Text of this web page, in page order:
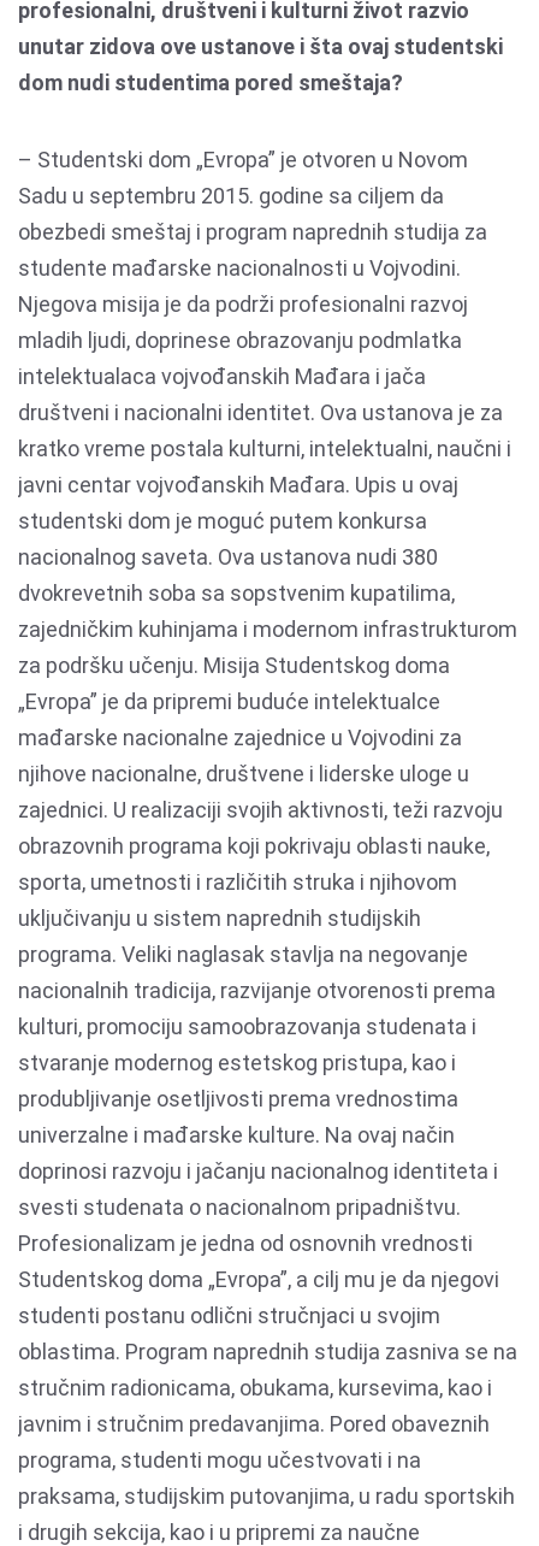
profesionalni, društveni i kulturni život razvio
unutar zidova ove ustanove i šta ovaj studentski
dom nudi studentima pored smeštaja?
– Studentski dom „Evropa” je otvoren u Novom
Sadu u septembru 2015. godine sa ciljem da
obezbedi smeštaj i program naprednih studija za
studente mađarske nacionalnosti u Vojvodini.
Njegova misija je da podrži profesionalni razvoj
mladih ljudi, doprinese obrazovanju podmlatka
intelektualaca vojvođanskih Mađara i jača
društveni i nacionalni identitet. Ova ustanova je za
kratko vreme postala kulturni, intelektualni, naučni i
javni centar vojvođanskih Mađara. Upis u ovaj
studentski dom je moguć putem konkursa
nacionalnog saveta. Ova ustanova nudi 380
dvokrevetnih soba sa sopstvenim kupatilima,
zajedničkim kuhinjama i modernom infrastrukturom
za podršku učenju. Misija Studentskog doma
„Evropa” je da pripremi buduće intelektualce
mađarske nacionalne zajednice u Vojvodini za
njihove nacionalne, društvene i liderske uloge u
zajednici. U realizaciji svojih aktivnosti, teži razvoju
obrazovnih programa koji pokrivaju oblasti nauke,
sporta, umetnosti i različitih struka i njihovom
uključivanju u sistem naprednih studijskih
programa. Veliki naglasak stavlja na negovanje
nacionalnih tradicija, razvijanje otvorenosti prema
kulturi, promociju samoobrazovanja studenata i
stvaranje modernog estetskog pristupa, kao i
produbljivanje osetljivosti prema vrednostima
univerzalne i mađarske kulture. Na ovaj način
doprinosi razvoju i jačanju nacionalnog identiteta i
svesti studenata o nacionalnom pripadništvu.
Profesionalizam je jedna od osnovnih vrednosti
Studentskog doma „Evropa”, a cilj mu je da njegovi
studenti postanu odlični stručnjaci u svojim
oblastima. Program naprednih studija zasniva se na
stručnim radionicama, obukama, kursevima, kao i
javnim i stručnim predavanjima. Pored obaveznih
programa, studenti mogu učestvovati i na
praksama, studijskim putovanjima, u radu sportskih
i drugih sekcija, kao i u pripremi za naučne